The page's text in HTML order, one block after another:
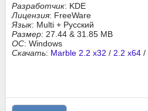
Разработчик: KDE
Лицензия: FreeWare
Язык: Multi + Русский
Размер: 27.44 & 31.85 MB
ОС: Windows
Скачать: Marble 2.2 x32 / 2.2 x64 /